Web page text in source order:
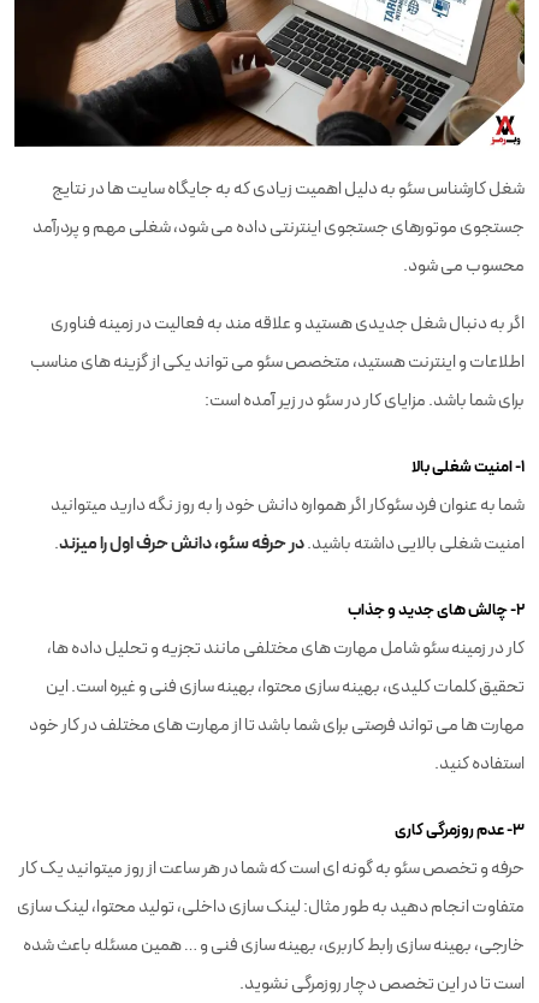
شغل کارشناس سئو به دلیل اهمیت زیادی که به جایگاه سایت ها در نتایج
جستجوی موتورهای جستجوی اینترنتی داده می شود، شغلی مهم و پردرآمد
محسوب می شود.
اگر به دنبال شغل جدیدی هستید و علاقه مند به فعالیت در زمینه فناوری
اطلاعات و اینترنت هستید، متخصص سئو می تواند یکی از گزینه های مناسب
برای شما باشد. مزایای کار در سئو در زیر آمده است:
۱- امنیت شغلی بالا
شما به عنوان فرد سئوکار اگر همواره دانش خود را به روز نگه دارید میتوانید
امنیت شغلی بالایی داشته باشید.در حرفه سئو، دانش حرف اول را میزند.
۲- چالش های جدید و جذاب
کار در زمینه سئو شامل مهارت های مختلفی مانند تجزیه و تحلیل داده ها،
تحقیق کلمات کلیدی، بهینه سازی محتوا، بهینه سازی فنی و غیره است. این
مهارت ها می تواند فرصتی برای شما باشد تا از مهارت های مختلف در کار خود
استفاده کنید.
۳- عدم روزمرگی کاری
حرفه و تخصص سئو به گونه ای است که شما در هر ساعت از روز میتوانید یک کار
متفاوت انجام دهید به طور مثال: لینک سازی داخلی، تولید محتوا، لینک سازی
خارجی، بهینه سازی رابط کاربری، بهینه سازی فنی و … همین مسئله باعث شده
است تا در این تخصص دچار روزمرگی نشوید.